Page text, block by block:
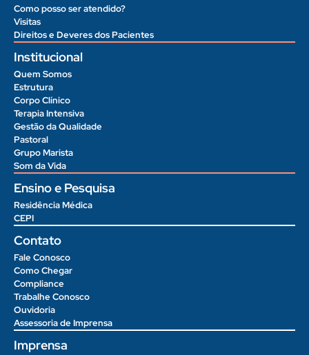
Como posso ser atendido?
Visitas
Direitos e Deveres dos Pacientes
Institucional
Quem Somos
Estrutura
Corpo Clínico
Terapia Intensiva
Gestão da Qualidade
Pastoral
Grupo Marista
Som da Vida
Ensino e Pesquisa
Residência Médica
CEPI
Contato
Fale Conosco
Como Chegar
Compliance
Trabalhe Conosco
Ouvidoria
Assessoria de Imprensa
Imprensa